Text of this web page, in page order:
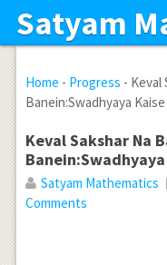
Satyam
Home - Progress - Keval
Banein:Swadhyaya
Keval Sakshar Na
Satyam Mathematics
Comments